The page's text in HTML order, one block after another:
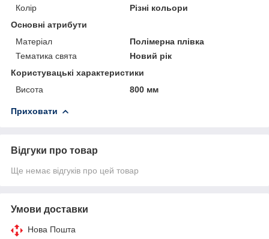
Колір
Різні кольори
Основні атрибути
Матеріал
Полімерна плівка
Тематика свята
Новий рік
Користувацькi характеристики
Висота
800 мм
Приховати
Відгуки про товар
Ще немає відгуків про цей товар
Умови доставки
Нова Пошта